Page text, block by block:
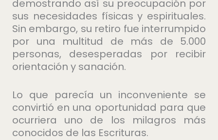
demostrando así su preocupación por
sus necesidades físicas y espirituales.
Sin embargo, su retiro fue interrumpido
por una multitud de más de 5.000
personas, desesperadas por recibir
orientación y sanación.
Lo que parecía un inconveniente se
convirtió en una oportunidad para que
ocurriera uno de los milagros más
conocidos de las Escrituras.